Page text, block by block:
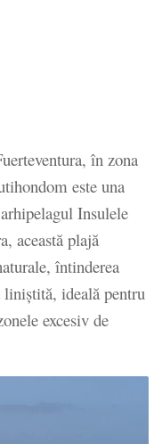
în zona
este una
Insulele
această plajă
întinderea
liniștită, ideală pentru
excesiv de